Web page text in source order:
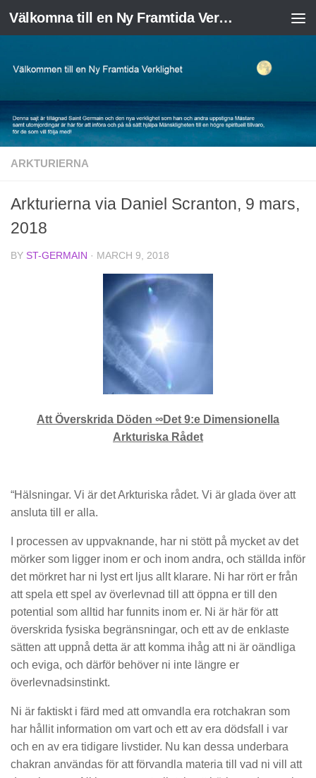
Skip to content Välkomna till en Ny Framtida Verklighet
ARKTURIERNA
Arkturierna via Daniel Scranton, 9 mars,
2018
BY ST-GERMAIN · MARCH 9, 2018
Att Överskrida Döden ∞Det 9:e Dimensionella
Arkturiska Rådet
“Hälsningar. Vi är det Arkturiska rådet. Vi är glada över att
ansluta till er alla.
I processen av uppvaknande, har ni stött på mycket av det
mörker som ligger inom er och inom andra, och ställda inför
det mörkret har ni lyst ert ljus allt klarare. Ni har rört er från
att spela ett spel av överlevnad till att öppna er till den
potential som alltid har funnits inom er. Ni är här för att
överskrida fysiska begränsningar, och ett av de enklaste
sätten att uppnå detta är att komma ihåg att ni är oändliga
och eviga, och därför behöver ni inte längre er
överlevnadsinstinkt.
Ni är faktiskt i färd med att omvandla era rotchakran som
har hållit information om vart och ett av era dödsfall i var
och en av era tidigare livstider. Nu kan dessa underbara
chakran användas för att förvandla materia till vad ni vill att